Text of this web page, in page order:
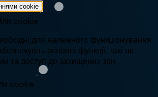
cookie
cookie
для належного функціонування
основні функції, такі як
та доступ до захищених зон.
cookie